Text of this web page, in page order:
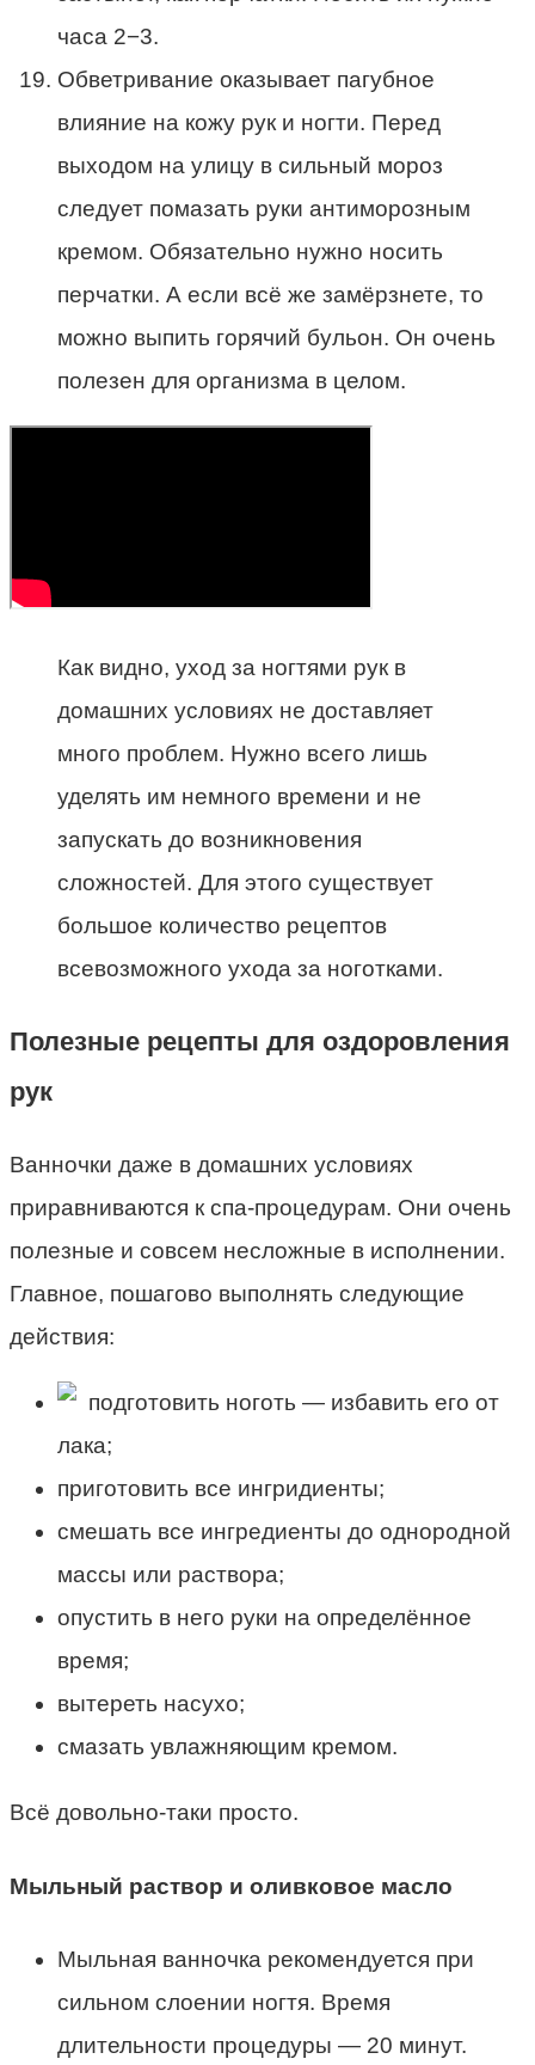
часа 2−3.
Обветривание оказывает пагубное
влияние на кожу рук и ногти. Перед
выходом на улицу в сильный мороз
следует помазать руки антиморозным
кремом. Обязательно нужно носить
перчатки. А если всё же замёрзнете, то
можно выпить горячий бульон. Он очень
полезен для организма в целом.
Как видно, уход за ногтями рук в
домашних условиях не доставляет
много проблем. Нужно всего лишь
уделять им немного времени и не
запускать до возникновения
сложностей. Для этого существует
большое количество рецептов
всевозможного ухода за ноготками.
Полезные рецепты для оздоровления
рук
Ванночки даже в домашних условиях
приравниваются к спа-процедурам. Они очень
полезные и совсем несложные в исполнении.
Главное, пошагово выполнять следующие
действия:
подготовить ноготь — избавить его от
лака;
приготовить все ингридиенты;
смешать все ингредиенты до однородной
массы или раствора;
опустить в него руки на определённое
время;
вытереть насухо;
смазать увлажняющим кремом.
Всё довольно-таки просто.
Мыльный раствор и оливковое масло
Мыльная ванночка рекомендуется при
сильном слоении ногтя. Время
длительности процедуры — 20 минут.